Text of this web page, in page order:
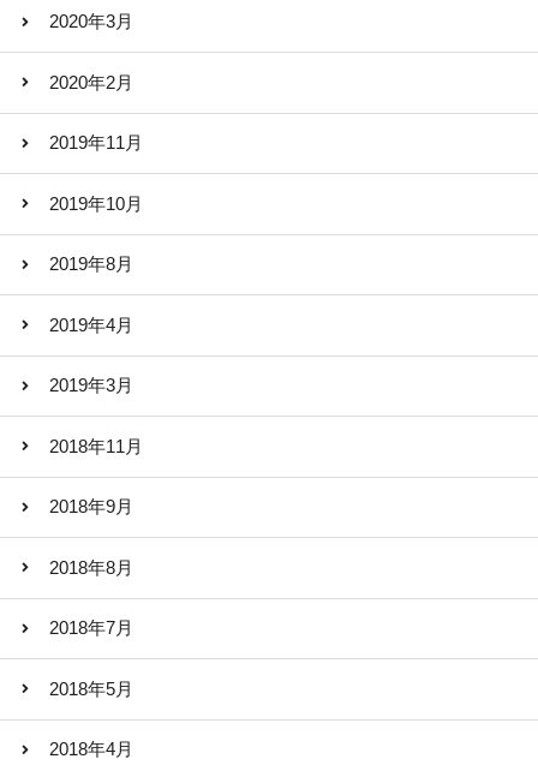
2020年3月
2020年2月
2019年11月
2019年10月
2019年8月
2019年4月
2019年3月
2018年11月
2018年9月
2018年8月
2018年7月
2018年5月
2018年4月